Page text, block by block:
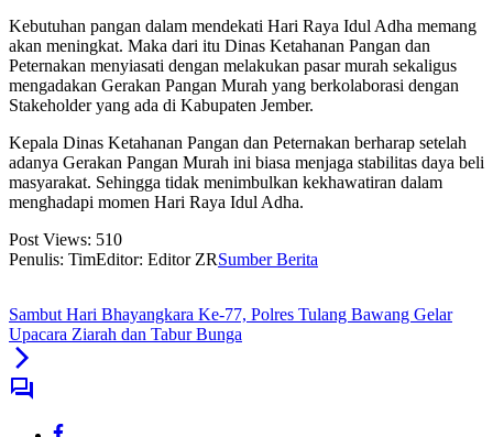
Kebutuhan pangan dalam mendekati Hari Raya Idul Adha memang
akan meningkat. Maka dari itu Dinas Ketahanan Pangan dan
Peternakan menyiasati dengan melakukan pasar murah sekaligus
mengadakan Gerakan Pangan Murah yang berkolaborasi dengan
Stakeholder yang ada di Kabupaten Jember.
Kepala Dinas Ketahanan Pangan dan Peternakan berharap setelah
adanya Gerakan Pangan Murah ini biasa menjaga stabilitas daya beli
masyarakat. Sehingga tidak menimbulkan kekhawatiran dalam
menghadapi momen Hari Raya Idul Adha.
Post Views: 510
Penulis: TimEditor: Editor ZRSumber Berita
Sambut Hari Bhayangkara Ke-77, Polres Tulang Bawang Gelar
Upacara Ziarah dan Tabur Bunga